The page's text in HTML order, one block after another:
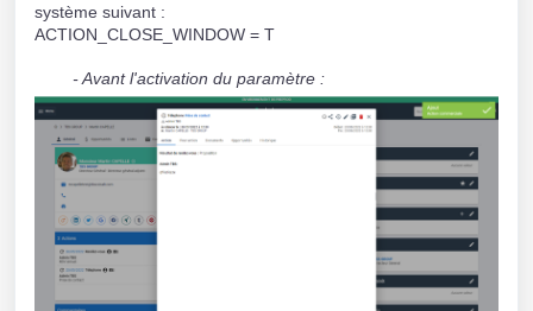
système suivant :
ACTION_CLOSE_WINDOW = T
- Avant l'activation du paramètre :